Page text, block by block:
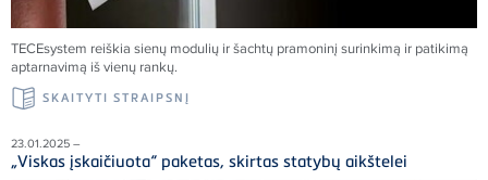
TECEsystem reiškia sienų modulių ir šachtų pramoninį surinkimą ir patikimą
aptarnavimą iš vienų rankų.
SKAITYTI STRAIPSNĮ
23.01.2025 –
„Viskas įskaičiuota“ paketas, skirtas statybų aikštelei